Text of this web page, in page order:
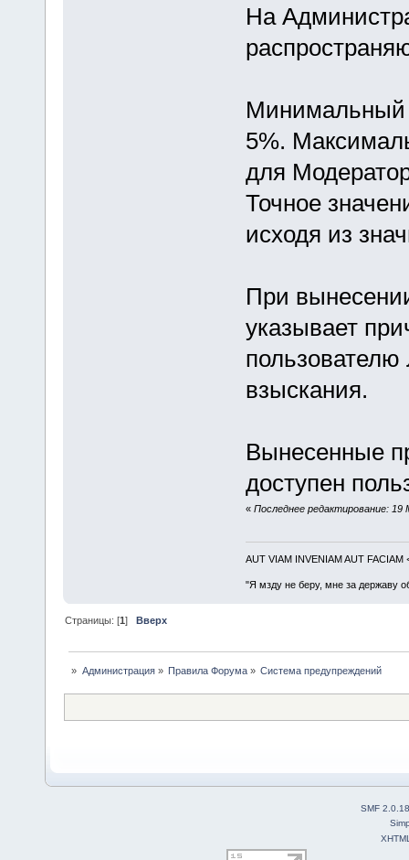
На
Минимальный
5%.
для
Точное
исходя из
При
указывает
взыскания.
Вынесенные
доступен
« Последнее редактирование:
AUT VIAM INVENIAM AUT FACIAM
"Я мзду не беру, мне за державу
Страницы: [1]Вверх
» Администрация» Правила Форума» Система предупреждений
SMF 2.0.18